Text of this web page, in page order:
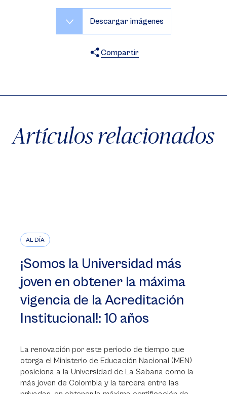
Descargar imágenes
Compartir
Artículos relacionados
AL DÍA
¡Somos la Universidad más
joven en obtener la máxima
vigencia de la Acreditación
Institucional!: 10 años
La renovación por este periodo de tiempo que
otorga el Ministerio de Educación Nacional (MEN)
posiciona a la Universidad de La Sabana como la
más joven de Colombia y la tercera entre las